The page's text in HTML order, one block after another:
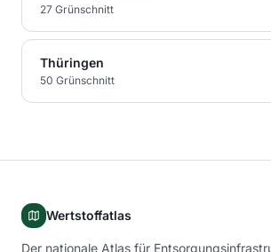
27 Grünschnitt
Thüringen
50 Grünschnitt
Wertstoffatlas
Der nationale Atlas für